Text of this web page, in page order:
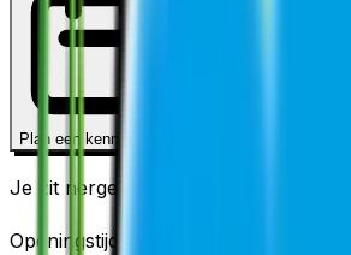
Plan een kennismaking
Je zit nergens aan vast.
Openingstijden